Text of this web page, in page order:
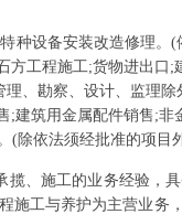
种设备安装改造修理
方工程施工;货物进出
、勘察、设计、监理
;建筑用金属配件销售;
(除依法须经批准的项目
揽、施工的业务经验，
施工与养护为主营业